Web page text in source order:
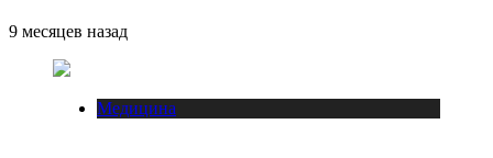
9 месяцев назад
Медицина